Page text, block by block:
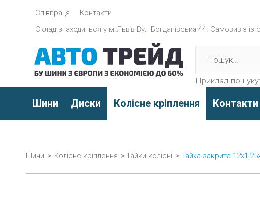
Співпраця Контакти
Склад знаходиться y м.Львів Вул Богданівська 44. Самовивіз із
Приклад пошуку:
Шини Диски Колісне кріплення Контакти
Шини > Колісне кріплення > Гайки колісні > Гайка закрита